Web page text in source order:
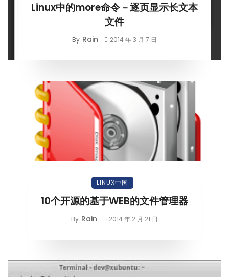
Linux中的more命令－逐页显示长文本
文件
By Rain 2014 年 3 月 7 日
LINUX中国
10个开源的基于WEB的文件管理器
By Rain 2014 年 2 月 21 日